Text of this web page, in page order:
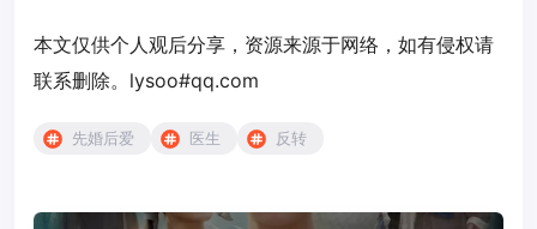
本文仅供个人观后分享，资源来源于网络，如有侵权请
联系删除。lysoo#qq.com
先婚后爱 医生 反转